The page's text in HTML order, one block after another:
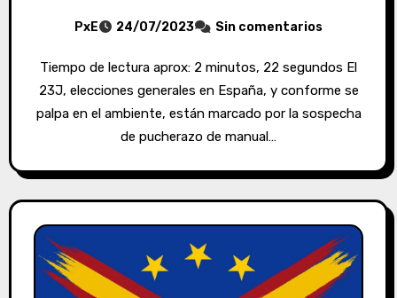
PxE 24/07/2023 Sin comentarios
Tiempo de lectura aprox: 2 minutos, 22 segundos El
23J, elecciones generales en España, y conforme se
palpa en el ambiente, están marcado por la sospecha
de pucherazo de manual…